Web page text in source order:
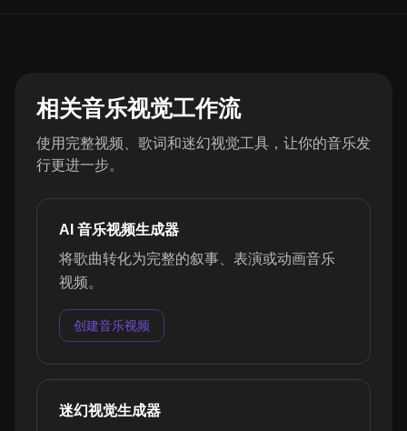
相关音乐视觉工作流
使用完整视频、歌词和迷幻视觉工具，让你的音乐发
行更进一步。
AI 音乐视频生成器
将歌曲转化为完整的叙事、表演或动画音乐
视频。
创建音乐视频
迷幻视觉生成器